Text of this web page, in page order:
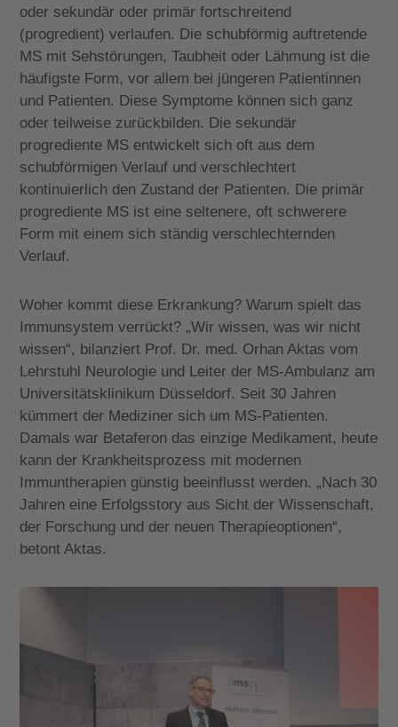
oder sekundär oder primär fortschreitend
(progredient) verlaufen. Die schubförmig auftretende
MS mit Sehstörungen, Taubheit oder Lähmung ist die
häufigste Form, vor allem bei jüngeren Patientinnen
und Patienten. Diese Symptome können sich ganz
oder teilweise zurückbilden. Die sekundär
progrediente MS entwickelt sich oft aus dem
schubförmigen Verlauf und verschlechtert
kontinuierlich den Zustand der Patienten. Die primär
progrediente MS ist eine seltenere, oft schwerere
Form mit einem sich ständig verschlechternden
Verlauf.
Woher kommt diese Erkrankung? Warum spielt das
Immunsystem verrückt? „Wir wissen, was wir nicht
wissen“, bilanziert Prof. Dr. med. Orhan Aktas vom
Lehrstuhl Neurologie und Leiter der MS-Ambulanz am
Universitätsklinikum Düsseldorf. Seit 30 Jahren
kümmert der Mediziner sich um MS-Patienten.
Damals war Betaferon das einzige Medikament, heute
kann der Krankheitsprozess mit modernen
Immuntherapien günstig beeinflusst werden. „Nach 30
Jahren eine Erfolgsstory aus Sicht der Wissenschaft,
der Forschung und der neuen Therapieoptionen“,
betont Aktas.